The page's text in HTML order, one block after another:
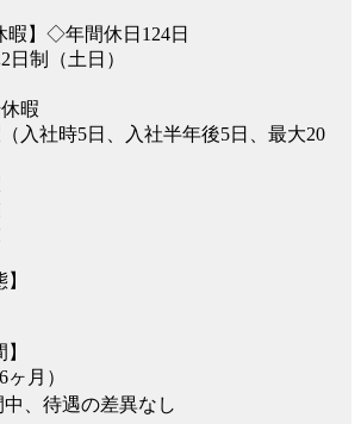
暇】◇年間休日124日
日制（土日）
暇
入社時5日、入社半年後5日、最大20
月）
、待遇の差異なし